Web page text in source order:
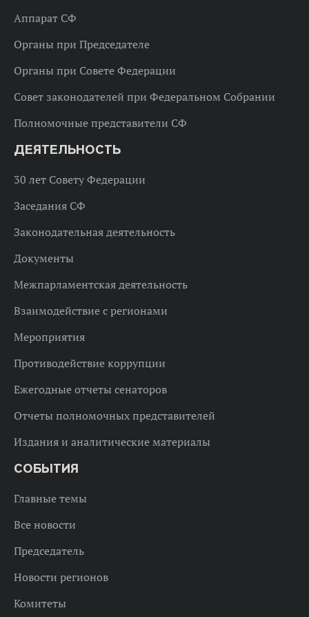
Аппарат СФ
Органы при Председателе
Органы при Совете Федерации
Совет законодателей при Федеральном Собрании
Полномочные представители СФ
ДЕЯТЕЛЬНОСТЬ
30 лет Совету Федерации
Заседания СФ
Законодательная деятельность
Документы
Межпарламентская деятельность
Взаимодействие с регионами
Мероприятия
Противодействие коррупции
Ежегодные отчеты сенаторов
Отчеты полномочных представителей
Издания и аналитические материалы
СОБЫТИЯ
Главные темы
Все новости
Председатель
Новости регионов
Комитеты